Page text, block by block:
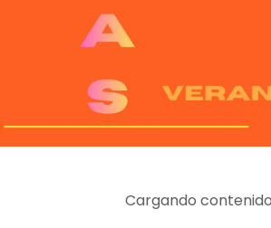
Cargando